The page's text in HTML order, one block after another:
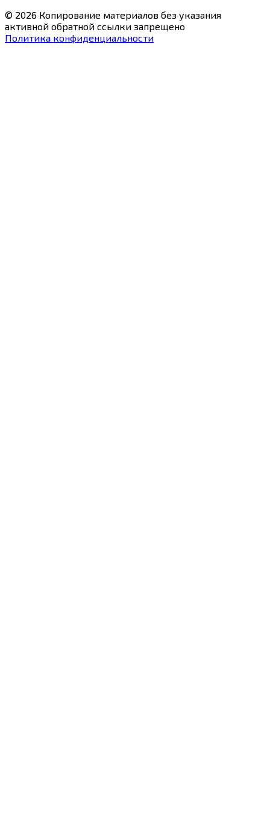
© 2026 Копирование материалов без указания
активной обратной ссылки запрещено
Политика конфиденциальности